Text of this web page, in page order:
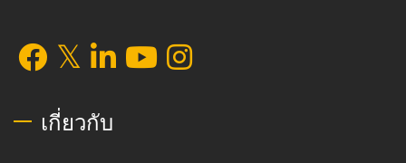
เกี่ยวกับ